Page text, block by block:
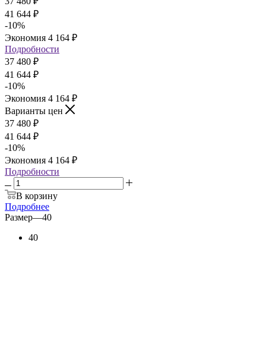
41 644 ₽
-10%
Экономия 4 164 ₽
Подробности
37 480 ₽
41 644 ₽
-10%
Экономия 4 164 ₽
Варианты цен
37 480 ₽
41 644 ₽
-10%
Экономия 4 164 ₽
Подробности
В корзину
Подробнее
Размер—40
40